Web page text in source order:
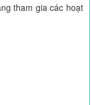
tham gia các hoạt